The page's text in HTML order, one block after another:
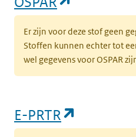
Er zijn voor deze stof geen
Stoffen kunnen echter tot
wel gegevens voor OSPAR
E-PRTR